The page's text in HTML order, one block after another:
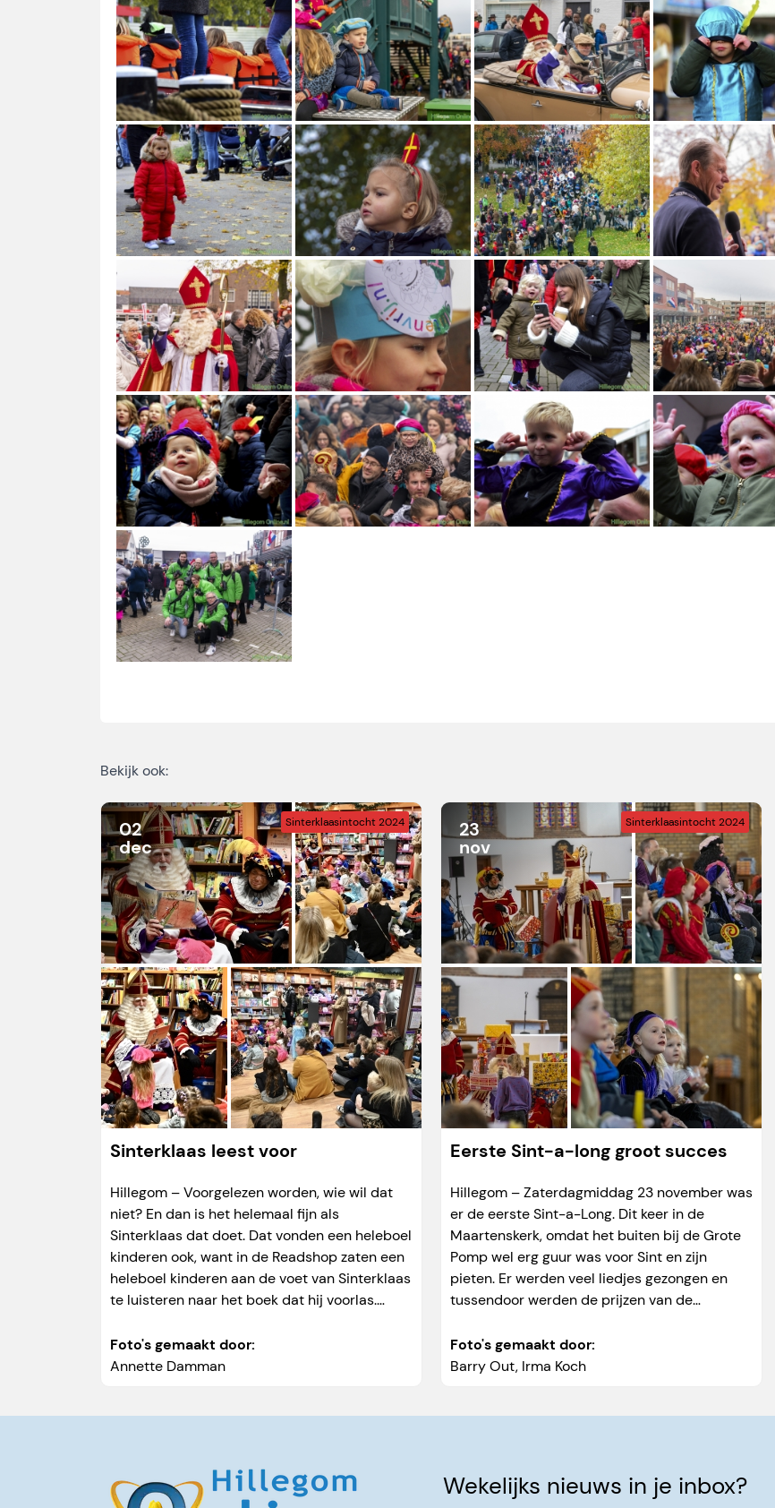
Bekijk ook:
02
dec
Sinterklaasintocht 2024
Sinterklaas leest voor
Hillegom – Voorgelezen worden, wie wil dat
niet? En dan is het helemaal fijn als
Sinterklaas dat doet. Dat vonden een heleboel
kinderen ook, want in de Readshop zaten een
heleboel kinderen aan de voet van Sinterklaas
te luisteren naar het boek dat hij voorlas.
Foto's gemaakt door:
Annette Damman
23
nov
Sinterklaasintocht 2024
Eerste Sint-a-long groot succes
Hillegom – Zaterdagmiddag 23 november was
er de eerste Sint-a-Long. Dit keer in de
Maartenskerk, omdat het buiten bij de Grote
Pomp wel erg guur was voor Sint en zijn
pieten. Er werden veel liedjes gezongen en
tussendoor werden de prijzen van de
uitgereikt.
Foto's gemaakt door:
Barry Out, Irma Koch
Wekelijks nieuws in je inbox?